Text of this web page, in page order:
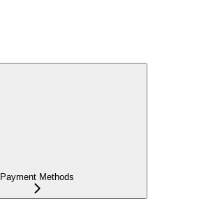
Payment Methods